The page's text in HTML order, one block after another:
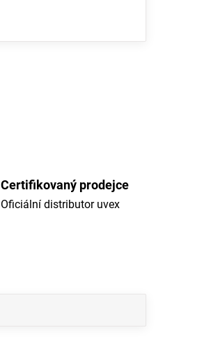
Certifikovaný prodejce
Oficiální distributor uvex